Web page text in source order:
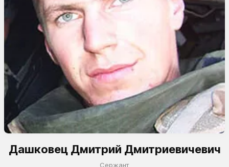
Дашковец Дмитрий Дмитриевичевич
Сержант